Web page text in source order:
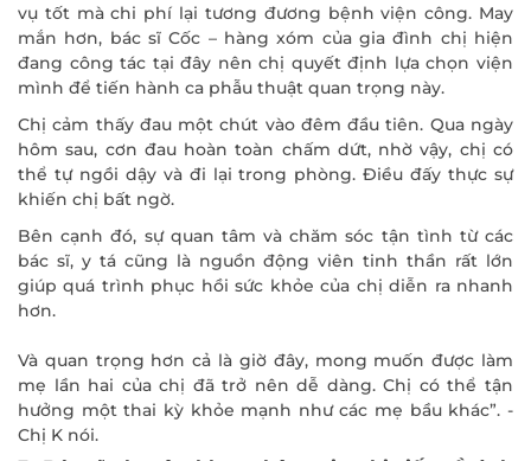
vụ tốt mà chi phí lại tương đương bệnh viện công. May
mắn hơn, bác sĩ Cốc – hàng xóm của gia đình chị hiện
đang công tác tại đây nên chị quyết định lựa chọn viện
mình để tiến hành ca phẫu thuật quan trọng này.
Chị cảm thấy đau một chút vào đêm đầu tiên. Qua ngày
hôm sau, cơn đau hoàn toàn chấm dứt, nhờ vậy, chị có
thể tự ngồi dậy và đi lại trong phòng. Điều đấy thực sự
khiến chị bất ngờ.
Bên cạnh đó, sự quan tâm và chăm sóc tận tình từ các
bác sĩ, y tá cũng là nguồn động viên tinh thần rất lớn
giúp quá trình phục hồi sức khỏe của chị diễn ra nhanh
hơn.
Và quan trọng hơn cả là giờ đây, mong muốn được làm
mẹ lần hai của chị đã trở nên dễ dàng. Chị có thể tận
hưởng một thai kỳ khỏe mạnh như các mẹ bầu khác”. -
Chị K nói.